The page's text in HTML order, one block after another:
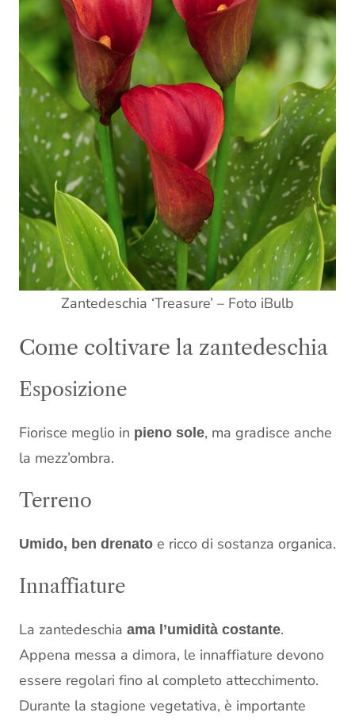
Zantedeschia ‘Treasure’ – Foto iBulb
Come coltivare la zantedeschia
Esposizione
Fiorisce meglio in pieno sole, ma gradisce anche
la mezz’ombra.
Terreno
Umido, ben drenato e ricco di sostanza organica.
Innaffiature
La zantedeschia ama l’umidità costante.
Appena messa a dimora, le innaffiature devono
essere regolari fino al completo attecchimento.
Durante la stagione vegetativa, è importante